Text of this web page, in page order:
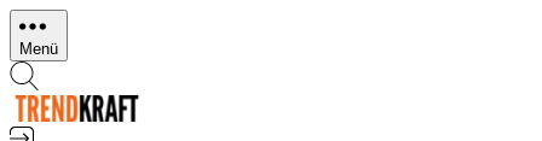
Direkt
zum
Inhalt
Menü